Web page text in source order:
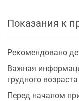
Показания к
Рекомендовано
Важная
грудного
Перед началом